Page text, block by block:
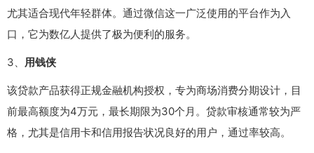
尤其适合现代年轻群体。通过微信这一广泛使用的平台作为入
口，它为数亿人提供了极为便利的服务。
3、 用钱侠
该贷款产品获得正规金融机构授权，专为商场消费分期设计，目
前最高额度为4万元，最长期限为30个月。贷款审核通常较为严
格，尤其是信用卡和信用报告状况良好的用户，通过率较高。